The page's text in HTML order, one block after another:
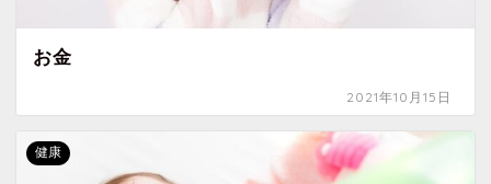
お金
2021年10月15日
健康